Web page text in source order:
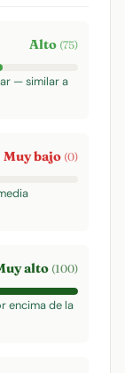
Alto (75)
— similar a
Muy bajo (0)
alto (100)
encima de la